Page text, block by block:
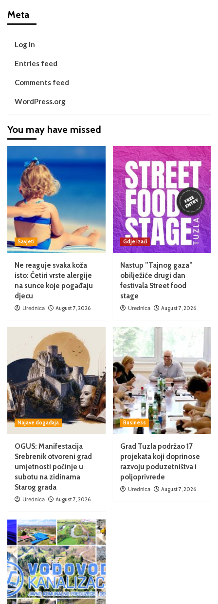
Meta
Log in
Entries feed
Comments feed
WordPress.org
You may have missed
Savjeti
Ne reaguje svaka koža
isto: Četiri vrste alergije
na sunce koje pogađaju
djecu
Urednica August 7, 2026
Gdje izaći
Nastup ”Tajnog gaza”
obilježiće drugi dan
festivala Street food
stage
Urednica August 7, 2026
Najave događaja
OGUS: Manifestacija
Srebrenik otvoreni grad
umjetnosti počinje u
subotu na zidinama
Starog grada
Urednica August 7, 2026
Business
Grad Tuzla podržao 17
projekata koji doprinose
razvoju poduzetništva i
poljoprivrede
Urednica August 7, 2026